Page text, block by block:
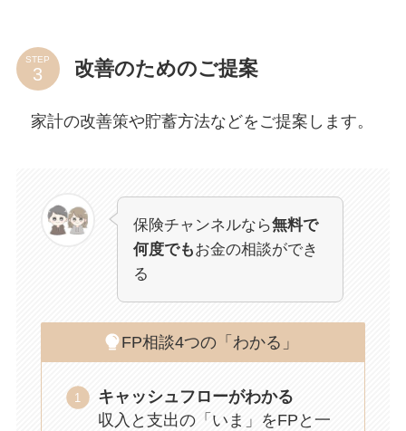
STEP 改善のためのご提案
家計の改善策や貯蓄方法などをご提案します。
保険チャンネルなら無料で
何度でもお金の相談ができ
る
FP相談4つの「わかる」
キャッシュフローがわかる
収入と支出の「いま」をFPと一